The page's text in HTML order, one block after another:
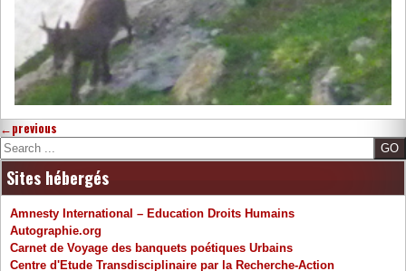
←previous
Search
Sites hébergés
Amnesty International – Education Droits Humains
Autographie.org
Carnet de Voyage des banquets poétiques Urbains
Centre d'Etude Transdisciplinaire par la Recherche-Action